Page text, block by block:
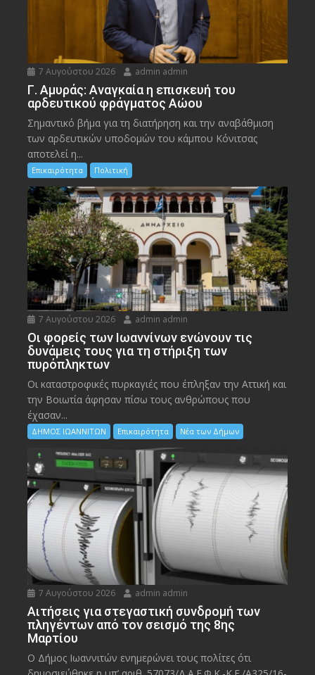
7 Αυγούστου 2026 admin admin
Γ. Αμυράς: Αναγκαία η επισκευή του
αρδευτικού φράγματος Αώου
Σημαντικό βήμα για τη διατήρηση και την αναβάθμιση
των αρδευτικών υποδομών του κάμπου Κόνιτσας
αποτελεί η...
Επικαιρότητα Πολιτική
7 Αυγούστου 2026 admin admin
Οι φορείς των Ιωαννίνων ενώνουν τις
δυνάμεις τους για τη στήριξη των
πυρόπληκτων
Οι καταστροφικές πυρκαγιές που έπληξαν την Αττική και
την Bοιωτία άφησαν πίσω τους ανθρώπους που
έχασαν...
ΔΗΜΟΣ ΙΩΑΝΝΙΤΩΝ Επικαιρότητα Νέα των Δήμων
7 Αυγούστου 2026 admin admin
Αιτήσεις για στεγαστική συνδρομή των
πληγέντων από τον σεισμό της 8ης
Μαρτίου
Ο Δήμος Ιωαννιτών ενημερώνει τους πολίτες ότι